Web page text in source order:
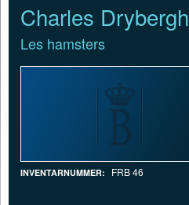
Charles Drybergh
Les hamsters
INVENTARNUMMER: FRB 46